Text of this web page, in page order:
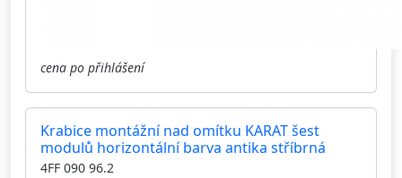
cena po přihlášení
Krabice montážní nad omítku KARAT šest
modulů horizontální barva antika stříbrná
4FF 090 96.2